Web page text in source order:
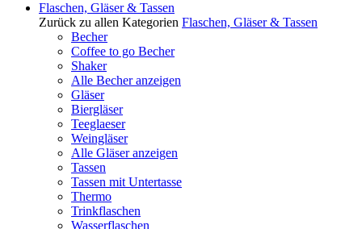
Flaschen, Gläser & Tassen
Zurück zu allen Kategorien Flaschen, Gläser & Tassen
Becher
Coffee to go Becher
Shaker
Alle Becher anzeigen
Gläser
Biergläser
Teeglaeser
Weingläser
Alle Gläser anzeigen
Tassen
Tassen mit Untertasse
Thermo
Trinkflaschen
Wasserflaschen